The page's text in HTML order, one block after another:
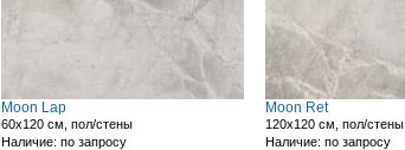
Moon Lap
60x120 см, пол/стены
Наличие: по запросу
Moon Ret
120x120 см, пол/стены
Наличие: по запросу